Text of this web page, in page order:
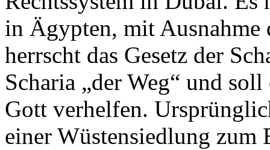
in Ägypten, mit
herrscht das Gesetz der
Scharia „der Weg“ und
Gott verhelfen.
einer Wüstensiedlung zum